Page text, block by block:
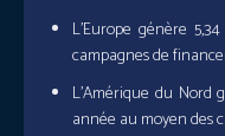
L’Europe génère
campagnes de
L’Amérique du Nord
année au moyen des